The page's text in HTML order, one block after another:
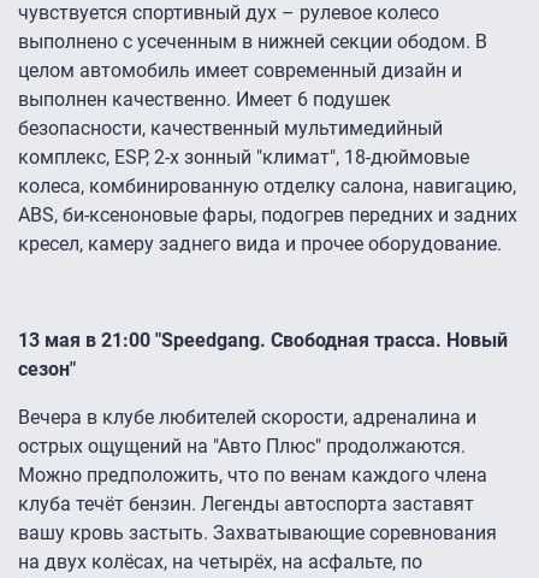
чувствуется спортивный дух – рулевое колесо
выполнено с усеченным в нижней секции ободом. В
целом автомобиль имеет современный дизайн и
выполнен качественно. Имеет 6 подушек
безопасности, качественный мультимедийный
комплекс, ESP, 2-х зонный "климат", 18-дюймовые
колеса, комбинированную отделку салона, навигацию,
ABS, би-ксеноновые фары, подогрев передних и задних
кресел, камеру заднего вида и прочее оборудование.
13 мая в 21:00 "Speedgang. Свободная трасса. Новый
сезон"
Вечера в клубе любителей скорости, адреналина и
острых ощущений на "Авто Плюс" продолжаются.
Можно предположить, что по венам каждого члена
клуба течёт бензин. Легенды автоспорта заставят
вашу кровь застыть. Захватывающие соревнования
на двух колёсах, на четырёх, на асфальте, по